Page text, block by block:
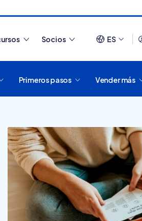
¿Cómo es comprar en
Socios ES
Primeros pasos Vender más